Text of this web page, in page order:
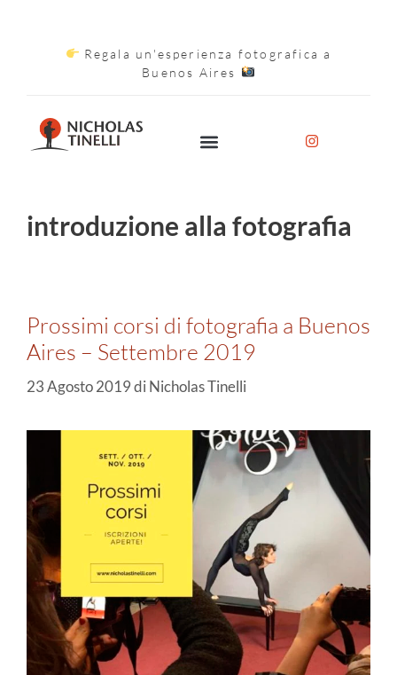
Regala un'esperienza fotografica a
Buenos Aires
introduzione alla fotografia
Prossimi corsi di fotografia a Buenos
Aires – Settembre 2019
23 Agosto 2019di Nicholas Tinelli